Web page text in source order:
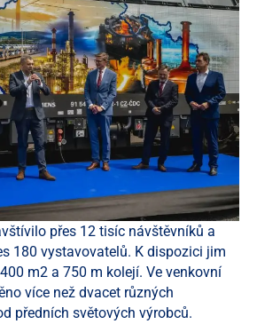
přes 12 tisíc návštěvníků a
180 vystavovatelů. K dispozici jim
m2 a 750 m kolejí. Ve venkovní
více než dvacet různých
předních světových výrobců.